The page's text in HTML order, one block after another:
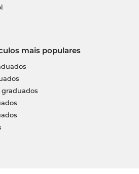
mais populares
graduados